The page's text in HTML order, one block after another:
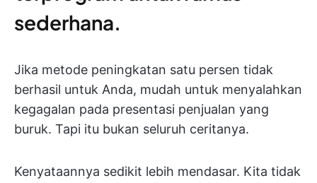
sederhana.
Jika metode peningkatan satu persen tidak
berhasil untuk Anda, mudah untuk menyalahkan
kegagalan pada presentasi penjualan yang
buruk. Tapi itu bukan seluruh ceritanya.
Kenyataannya sedikit lebih mendasar. Kita tidak